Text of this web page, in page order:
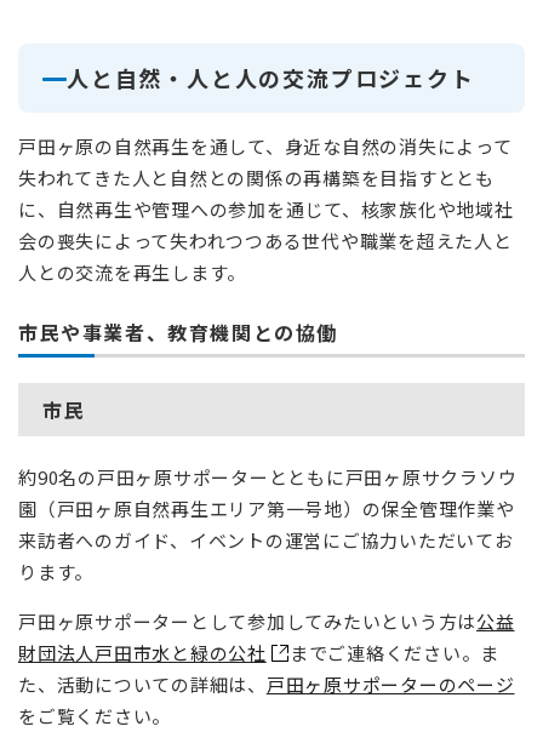
人と自然・人と人の交流プロジェクト
戸田ヶ原の自然再生を通して、身近な自然の消失によって
失われてきた人と自然との関係の再構築を目指すととも
に、自然再生や管理への参加を通じて、核家族化や地域社
会の喪失によって失われつつある世代や職業を超えた人と
人との交流を再生します。
市民や事業者、教育機関との協働
市民
約90名の戸田ヶ原サポーターとともに戸田ヶ原サクラソウ
園（戸田ヶ原自然再生エリア第一号地）の保全管理作業や
来訪者へのガイド、イベントの運営にご協力いただいてお
ります。
戸田ヶ原サポーターとして参加してみたいという方は公益
財団法人戸田市水と緑の公社
までご連絡ください。ま
た、活動についての詳細は、 戸田ヶ原サポーターのページ
をご覧ください。